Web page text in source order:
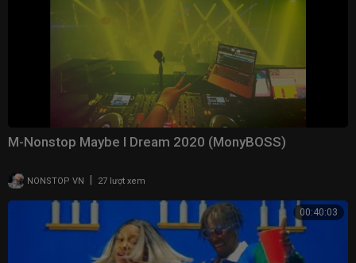
M-Nonstop Maybe I Dream 2020 (MonyBOSS)
NONSTOP VN 27 lượt xem
00:40:03